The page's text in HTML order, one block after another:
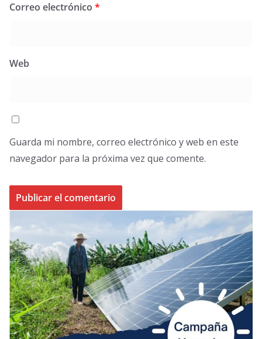
Correo electrónico *
Web
Guarda mi nombre, correo electrónico y web en este
navegador para la próxima vez que comente.